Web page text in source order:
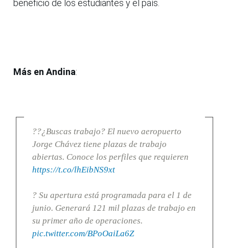
beneficio de los estudiantes y el país.
Más en Andina:
??¿Buscas trabajo? El nuevo aeropuerto
Jorge Chávez tiene plazas de trabajo
abiertas. Conoce los perfiles que requieren
https://t.co/lhEibNS9xt
? Su apertura está programada para el 1 de
junio. Generará 121 mil plazas de trabajo en
su primer año de operaciones.
pic.twitter.com/BPoOaiLa6Z